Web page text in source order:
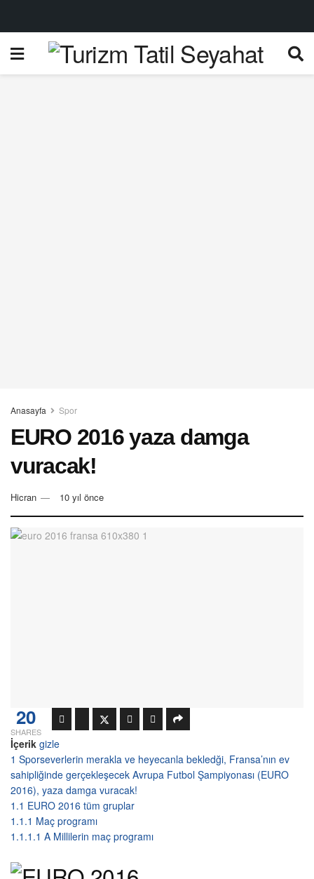
Anasayfa Spor
EURO 2016 yaza damga
vuracak!
Hicran 10 yıl önce
20
SHARES
İçerik gizle
1 Sporseverlerin merakla ve heyecanla bekledği, Fransa’nın ev
sahipliğinde gerçekleşecek Avrupa Futbol Şampiyonası (EURO
2016), yaza damga vuracak!
1.1 EURO 2016 tüm gruplar
1.1.1 Maç programı
1.1.1.1 A Millilerin maç programı